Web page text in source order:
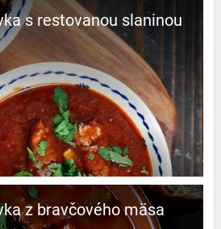
s restovanou slaninou
z bravčového mäsa